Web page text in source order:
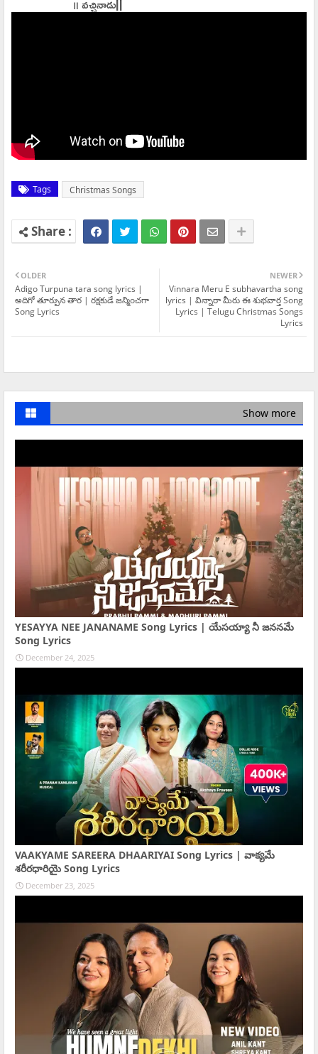
॥ వచ్చినాడు||
Tags Christmas Songs
NEWER
Vinnara Meru E subhavartha song
lyrics | విన్నారా మీరు ఈ శుభవార్త Song
Lyrics | Telugu Christmas Songs
Lyrics
OLDER
Adigo Turpuna tara song lyrics |
అదిగో తూర్పున తార | రక్షకుడే జన్మిoచగా
Song Lyrics
Show more
YESAYYA NEE JANANAME Song Lyrics | యేసయ్యా నీ జననమే
Song Lyrics
December 24, 2025
VAAKYAME SAREERA DHAARIYAI Song Lyrics | వాక్యమే
శరీరధారియై Song Lyrics
December 23, 2025